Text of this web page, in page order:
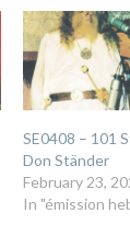
SE0408 – 101
Don Ständer
February 23,
In "émission